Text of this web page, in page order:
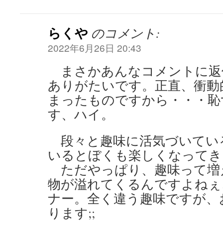
らくや のコメント:
2022年6月26日 20:43
まさかあんなコメントに
ありがたいです。正直、衝
まったものですから・・・
す、ハイ。
段々と趣味に活気づいて
いるとぼくも楽しくなって
ただやっぱり、趣味って
物が溢れてくるんですよね
ナー。全く違う趣味ですが
ります;;